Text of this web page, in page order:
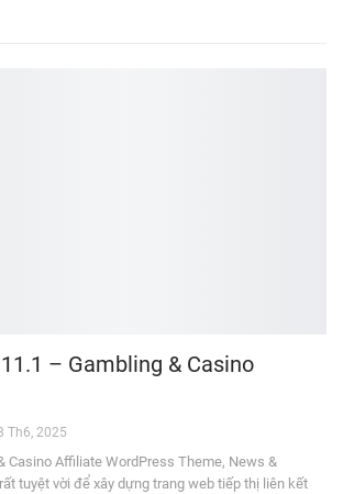
– Gambling & Casino
Th6, 2025
Casino Affiliate WordPress Theme, News &
tuyệt vời để xây dựng trang web tiếp thị liên kết